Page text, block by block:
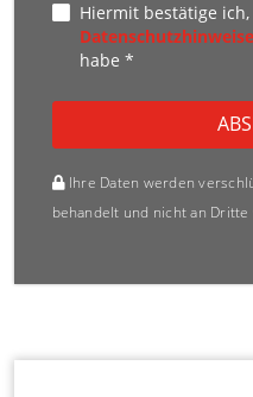
Hiermit bestätige
Datenschutzhinweise
habe *
Ihre Daten werden
behandelt und nicht an